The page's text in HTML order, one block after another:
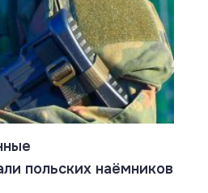
польских наёмников